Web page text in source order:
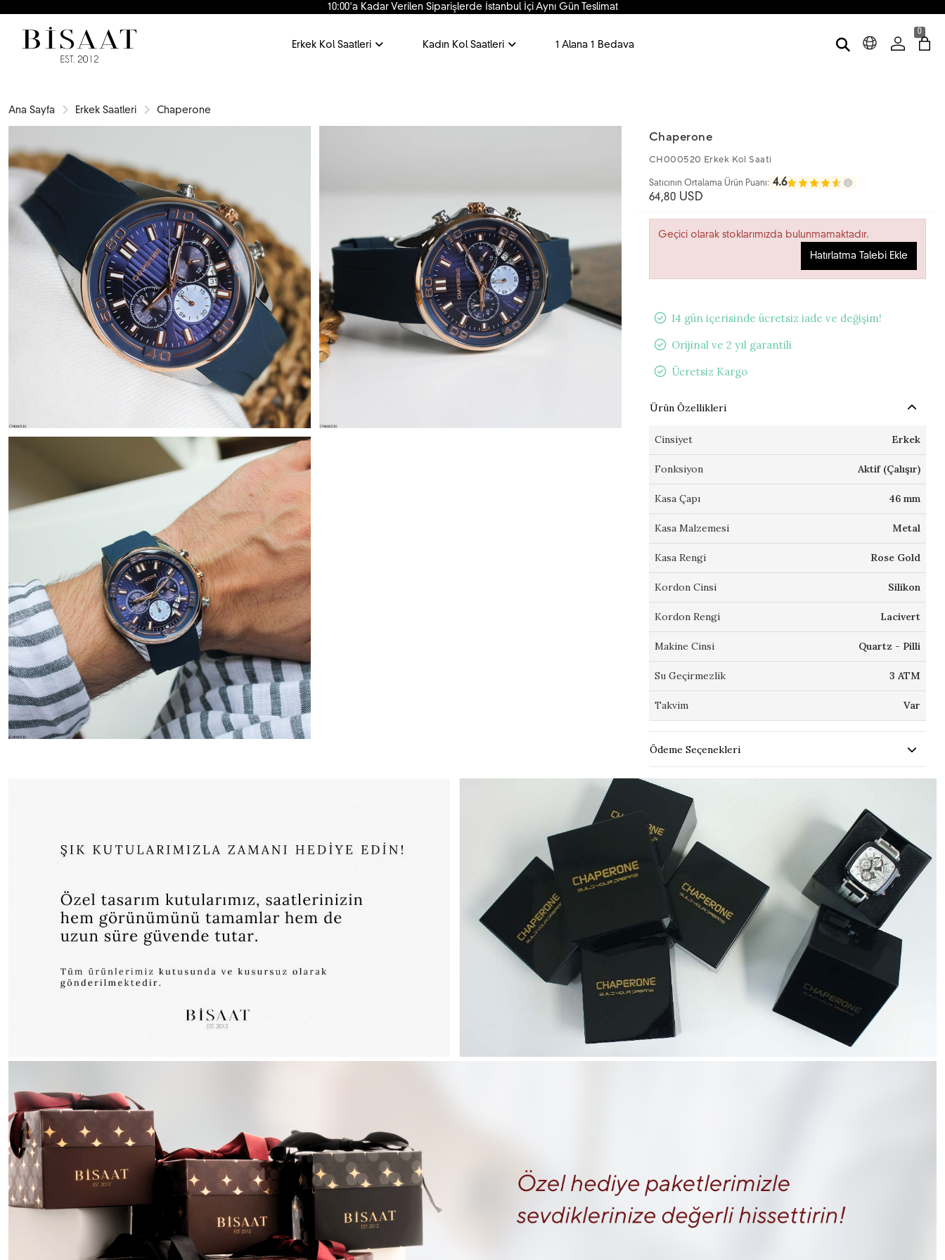
10:00'a Kadar Verilen Siparişlerde İstanbul İçi Aynı Gün Teslimat
Erkek Kol Saatleri Kadın Kol Saatleri 1 Alana 1 Bedava
0
Ana Sayfa Erkek Saatleri Chaperone
Chaperone
CH000520 Erkek Kol Saati
Satıcının Ortalama Ürün Puanı: 4.6
64,80 USD
Geçici olarak stoklarımızda bulunmamaktadır.
Hatırlatma Talebi Ekle
14 gün içerisinde ücretsiz iade ve değişim!
Orijinal ve 2 yıl garantili
Ücretsiz Kargo
Ürün Özellikleri
Cinsiyet Erkek
Fonksiyon Aktif (Çalışır)
Kasa Çapı 46 mm
Kasa Malzemesi Metal
Kasa Rengi Rose Gold
Kordon Cinsi Silikon
Kordon Rengi Lacivert
Makine Cinsi Quartz - Pilli
Su Geçirmezlik 3 ATM
Takvim Var
Ödeme Seçenekleri